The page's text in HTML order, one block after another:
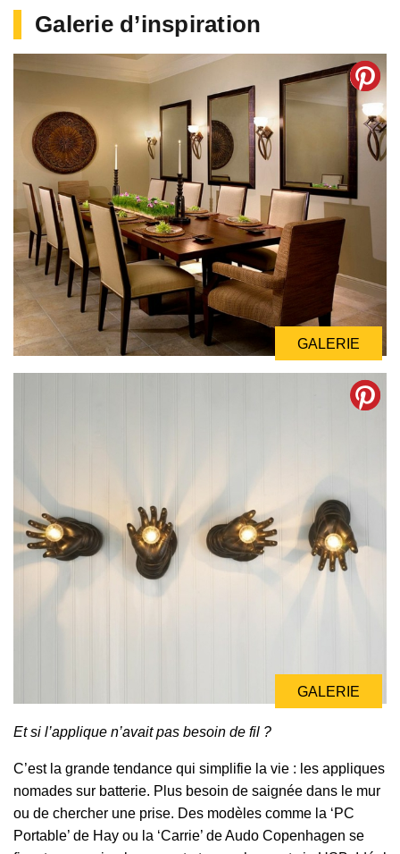
Galerie d’inspiration
GALERIE
GALERIE
Et si l’applique n’avait pas besoin de fil ?
C’est la grande tendance qui simplifie la vie : les appliques
nomades sur batterie. Plus besoin de saignée dans le mur
ou de chercher une prise. Des modèles comme la ‘PC
Portable’ de Hay ou la ‘Carrie’ de Audo Copenhagen se